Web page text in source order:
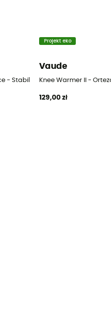
- Stabilizator na kostkę
Projekt eko
Vaude
Knee Warmer II -
129,00 zł